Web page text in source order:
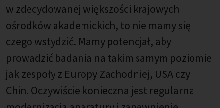
w zdecydowanej większości krajowych
ośrodków akademickich, to nie mamy się
czego wstydzić. Mamy potencjał, aby
prowadzić badania na takim samym poziomie
jak zespoły z Europy Zachodniej, USA czy
Chin. Oczywiście konieczna jest regularna